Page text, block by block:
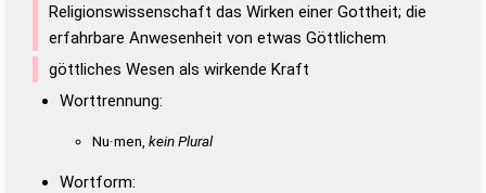
Religionswissenschaft das Wirken einer Gottheit; die
erfahrbare Anwesenheit von etwas Göttlichem
göttliches Wesen als wirkende Kraft
Worttrennung:
Nu·men, kein Plural
Wortform: